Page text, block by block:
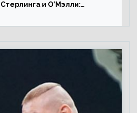
Стерлинга и О’Мэлли:
травму? Он готовится,